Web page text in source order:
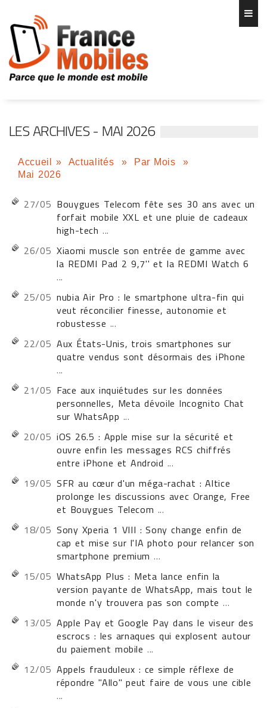
LES ARCHIVES - MAI 2026
Accueil » Actualités » Par Mois
»
Mai 2026
27/05 Bouygues Telecom fête ses 30 ans avec un
forfait mobile XXL et une pluie de cadeaux
high-tech ...
26/05 Xiaomi muscle son entrée de gamme avec
la REDMI Pad 2 9,7'' et la REDMI Watch 6
...
25/05 nubia Air Pro : le smartphone ultra-fin qui
veut réconcilier finesse, autonomie et
robustesse ...
22/05 Aux États-Unis, trois smartphones sur
quatre vendus sont désormais des iPhone
...
21/05 Face aux inquiétudes sur les données
personnelles, Meta dévoile Incognito Chat
sur WhatsApp ...
20/05 iOS 26.5 : Apple mise sur la sécurité et
ouvre enfin les messages RCS chiffrés
entre iPhone et Android ...
19/05 SFR au cœur d'un méga-rachat : Altice
prolonge les discussions avec Orange, Free
et Bouygues Telecom ...
18/05 Sony Xperia 1 VIII : Sony change enfin de
cap et mise sur l'IA photo pour relancer son
smartphone premium ...
15/05 WhatsApp Plus : Meta lance enfin la
version payante de WhatsApp, mais tout le
monde n'y trouvera pas son compte ...
13/05 Apple Pay et Google Pay dans le viseur des
escrocs : les arnaques qui explosent autour
du paiement mobile ...
12/05 Appels frauduleux : ce simple réflexe de
répondre "Allo" peut faire de vous une cible
...